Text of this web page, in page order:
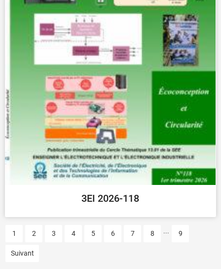
3EI 2026-118
1 2 3 4 5 6 7 8 ... 9
Suivant